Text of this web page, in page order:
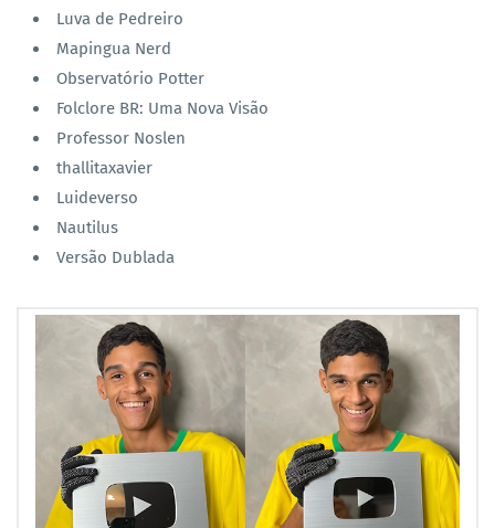
Luva de Pedreiro
Mapingua Nerd
Observatório Potter
Folclore BR: Uma Nova Visão
Professor Noslen
thallitaxavier
Luideverso
Nautilus
Versão Dublada